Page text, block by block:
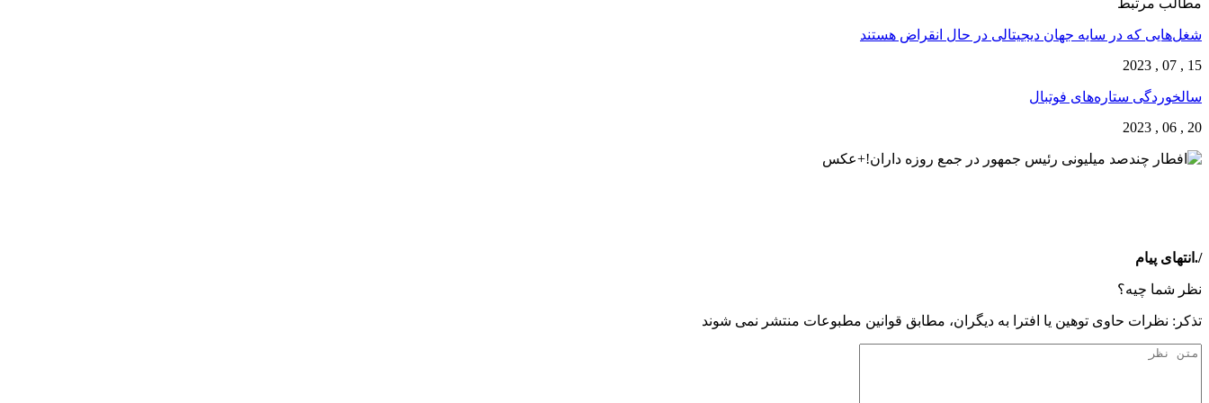
شغل‌‌هایی که در سایه جهان دیجیتالی در حال انقراض هستند
15 , 07 , 2023
سالخوردگی ستاره‌های فوتبال
20 , 06 , 2023
/.انتهای پیام
نظر شما چیه؟
تذكر: نظرات حاوی توهين يا افترا به ديگران، مطابق قوانين مطبوعات منتشر نمی شوند